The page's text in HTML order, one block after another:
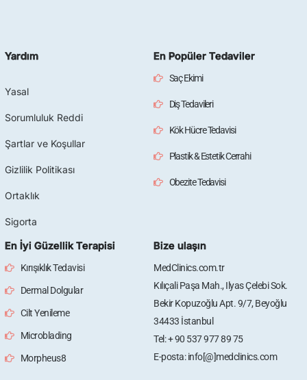
Yardım
Yasal
Sorumluluk Reddi
Şartlar ve Koşullar
Gizlilik Politikası
Ortaklık
Sigorta
En Popüler Tedaviler
Saç Ekimi
Diş Tedavileri
Kök Hücre Tedavisi
Plastik & Estetik Cerrahi
Obezite Tedavisi
En İyi Güzellik Terapisi
Kırışıklık Tedavisi
Dermal Dolgular
Cilt Yenileme
Microblading
Morpheus8
Bize ulaşın
MedClinics.com.tr
Kılıçali Paşa Mah., Ilyas Çelebi Sok.
Bekir Kopuzoğlu Apt. 9/7, Beyoğlu
34433 İstanbul
Tel: + 90 537 977 89 75
E-posta: info[@]medclinics.com